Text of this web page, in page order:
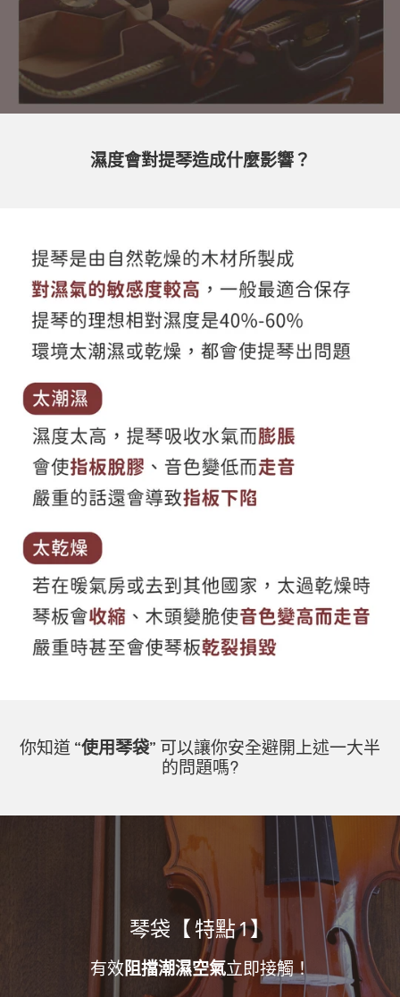
濕度會對提琴造成什麼影響？
你知道 “使用琴袋” 可以讓你安全避開上述一大半
的問題嗎?
琴袋【 特點 1 】
有效阻擋潮濕空氣立即接觸！